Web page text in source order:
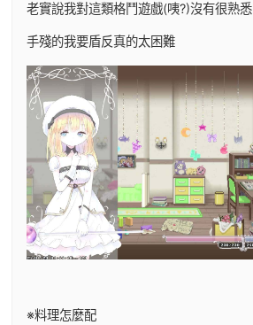
老實說我對這類格鬥遊戲(咦?)沒有很熟悉
手殘的我要盾反真的太困難
※料理怎麼配